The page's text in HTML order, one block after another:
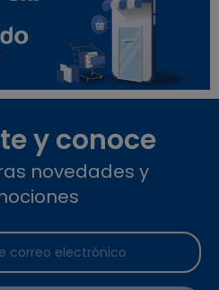
y conoce
novedades y